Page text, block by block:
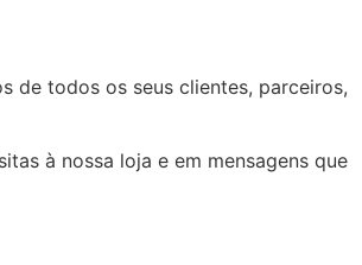
de todos os seus clientes, parceiros,
à nossa loja e em mensagens que